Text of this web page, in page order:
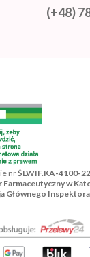
(+48)
nrŚLWIF.KA-4100-
w
Głównego